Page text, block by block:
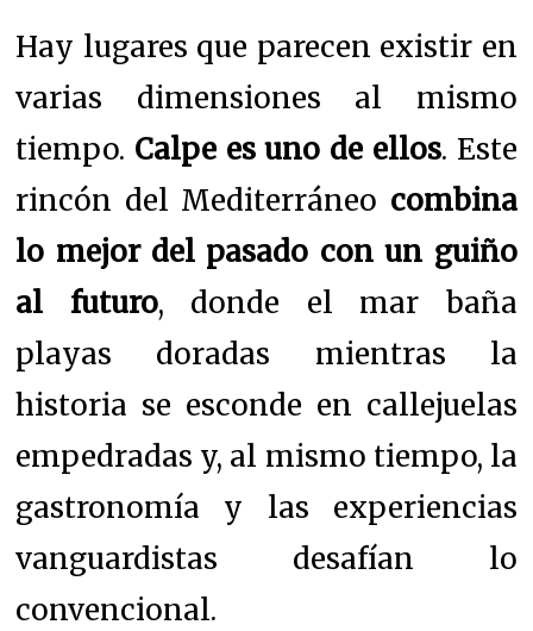
Hay lugares que parecen existir en
varias dimensiones al mismo
tiempo. Calpe es uno de ellos. Este
rincón del Mediterráneo combina
lo mejor del pasado con un guiño
al futuro, donde el mar baña
playas doradas mientras la
historia se esconde en callejuelas
empedradas y, al mismo tiempo, la
gastronomía y las experiencias
vanguardistas desafían lo
convencional.